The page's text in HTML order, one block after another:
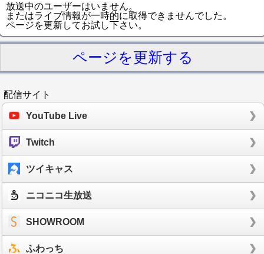
放送中のユーザーはいません。
またはライブ情報が一時的に取得できませんでした。
ページを更新してお試し下さい。
ページを更新する
配信サイト
YouTube Live
Twitch
ツイキャス
ニコニコ生放送
SHOWROOM
ふわっち